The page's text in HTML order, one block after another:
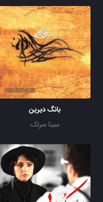
بانگ دیرین
سینا سرلک